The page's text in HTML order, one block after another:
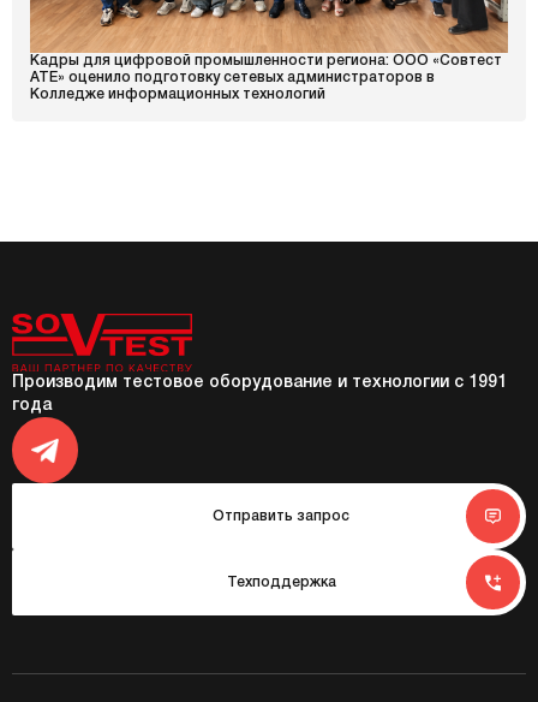
Кадры для цифровой промышленности региона: ООО «Совтест
АТЕ» оценило подготовку сетевых администраторов в
Колледже информационных технологий
Производим тестовое оборудование и технологии с 1991
года
Отправить запрос
Техподдержка